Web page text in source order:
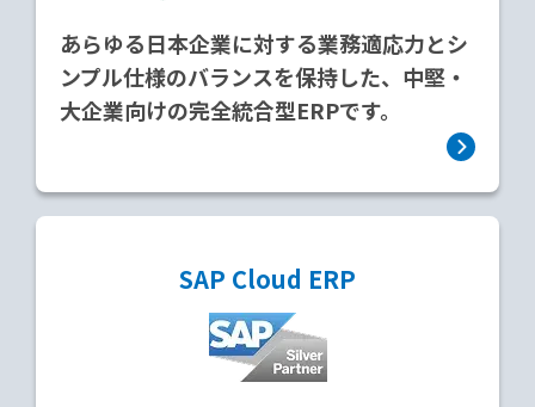
あらゆる日本企業に対する業務適応力とシ
ンプル仕様のバランスを保持した、中堅・
大企業向けの完全統合型ERPです。
SAP Cloud ERP